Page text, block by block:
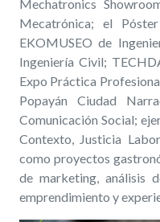
Mechatronics
Mecatrónica; el
EKOMUSEO de
Ingeniería Civil;
Expo Práctica
Popayán Ciudad
Comunicación Social;
Contexto, Justicia
como proyectos
de marketing, análisis
emprendimiento y